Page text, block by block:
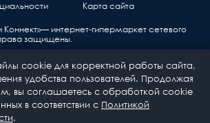
Карта сайта
интернет-гипермаркет сетевого
защищены.
cookie для корректной работы сайта,
удобства пользователей. Продолжая
вы соглашаетесь с обработкой cookie
в соответствии с Политикой
.